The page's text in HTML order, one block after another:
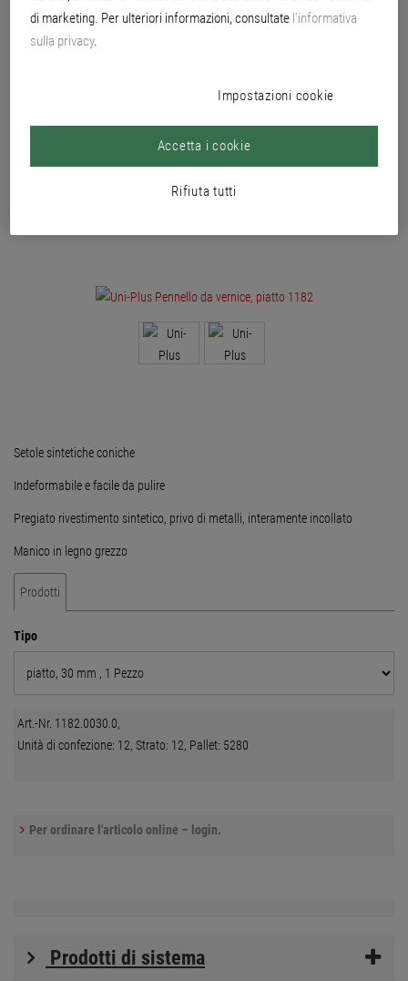
per la lavorazione di vernici a base di acqua e di solventi.
Setole sintetiche coniche
Indeformabile e facile da pulire
Pregiato rivestimento sintetico, privo di metalli, interamente incollato
Manico in legno grezzo
Prodotti
Tipo
Art.-Nr. 1182.0030.0,
Unità di confezione: 12, Strato: 12, Pallet: 5280
Per ordinare l'articolo online – login.
Prodotti di sistema
di marketing. Per ulteriori informazioni, consultate l’informativa
sulla privacy.
Impostazioni cookie
Rifiuta tutti
Accetta i cookie